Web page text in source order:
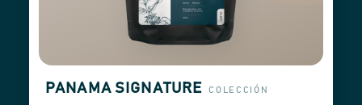
PANAMA SIGNATURE COLECCIÓN